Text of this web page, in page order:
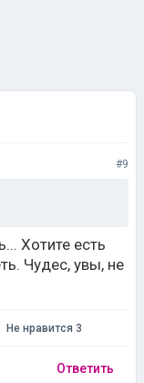
#9
Хотите есть
Чудес, увы, не
Не нравится 3
Ответить